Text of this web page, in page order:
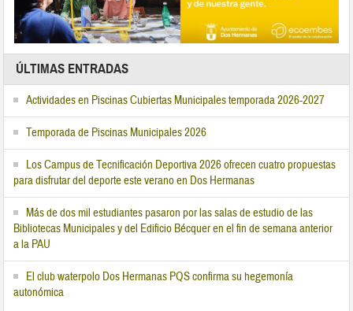
ÚLTIMAS ENTRADAS
Actividades en Piscinas Cubiertas Municipales temporada 2026-2027
Temporada de Piscinas Municipales 2026
Los Campus de Tecnificación Deportiva 2026 ofrecen cuatro propuestas
para disfrutar del deporte este verano en Dos Hermanas
Más de dos mil estudiantes pasaron por las salas de estudio de las
Bibliotecas Municipales y del Edificio Bécquer en el fin de semana anterior
a la PAU
El club waterpolo Dos Hermanas PQS confirma su hegemonía
autonómica